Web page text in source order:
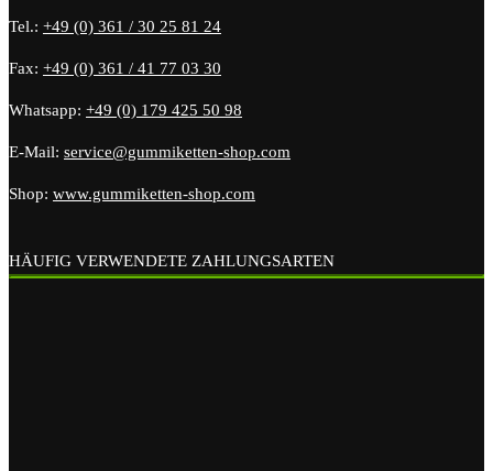
Tel.: +49 (0) 361 / 30 25 81 24
Fax: +49 (0) 361 / 41 77 03 30
Whatsapp: +49 (0) 179 425 50 98
E-Mail: service@gummiketten-shop.com
Shop: www.gummiketten-shop.com
HÄUFIG VERWENDETE ZAHLUNGSARTEN